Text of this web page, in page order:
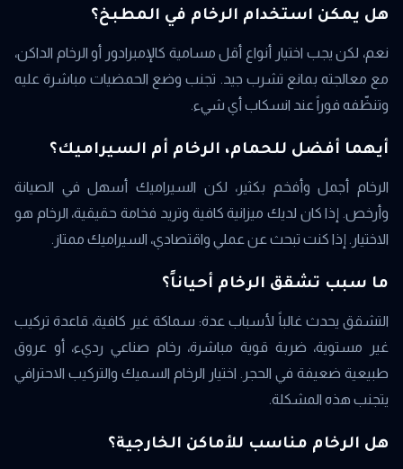
هل يمكن استخدام الرخام في المطبخ؟
نعم، لكن يجب اختيار أنواع أقل مسامية كالإمبرادور أو الرخام الداكن،
مع معالجته بمانع تشرب جيد. تجنب وضع الحمضيات مباشرة عليه
وتنظّفه فوراً عند انسكاب أي شيء.
أيهما أفضل للحمام، الرخام أم السيراميك؟
الرخام أجمل وأفخم بكثير، لكن السيراميك أسهل في الصيانة
وأرخص. إذا كان لديك ميزانية كافية وتريد فخامة حقيقية، الرخام هو
الاختيار. إذا كنت تبحث عن عملي واقتصادي، السيراميك ممتاز.
ما سبب تشقق الرخام أحياناً؟
التشقق يحدث غالباً لأسباب عدة: سماكة غير كافية، قاعدة تركيب
غير مستوية، ضربة قوية مباشرة، رخام صناعي رديء، أو عروق
طبيعية ضعيفة في الحجر. اختيار الرخام السميك والتركيب الاحترافي
يتجنب هذه المشكلة.
هل الرخام مناسب للأماكن الخارجية؟